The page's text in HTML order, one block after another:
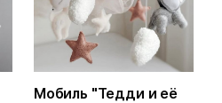
Мобиль "Тедди и её